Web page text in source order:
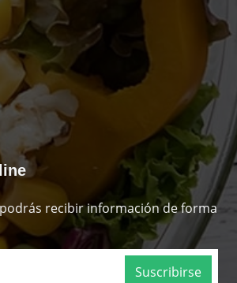
recibir información de forma
Suscribirse